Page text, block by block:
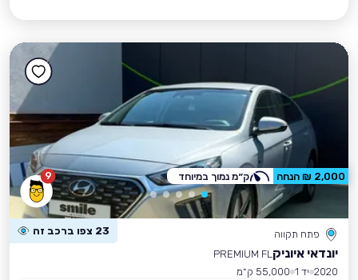
9
פתח תקווה 23 צפו ברכב זה
יונדאי איוניק PREMIUM FL
2020 יד 1
55,000 ק״מ
2,000 ₪ הנחה ק״מ נמוך במיוחד